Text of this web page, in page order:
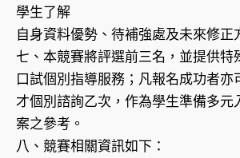
學生了解
自身資料優勢、待補強處及未來修正
七、本競賽將評選前三名，並提供特
口試個別指導服務；凡報名成功者亦
才個別諮詢乙次，作為學生準備多元
案之參考。
八、競賽相關資訊如下：